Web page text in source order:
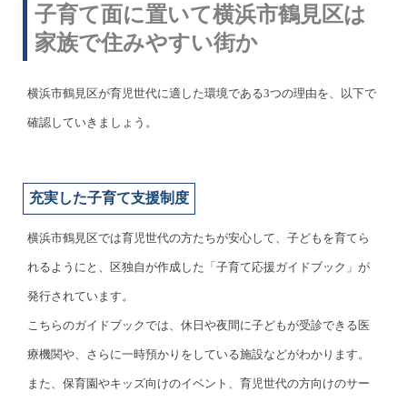
子育て面に置いて横浜市鶴見区は
家族で住みやすい街か
横浜市鶴見区が育児世代に適した環境である3つの理由を、以下で
確認していきましょう。
充実した子育て支援制度
横浜市鶴見区では育児世代の方たちが安心して、子どもを育てら
れるようにと、区独自が作成した「子育て応援ガイドブック」が
発行されています。
こちらのガイドブックでは、休日や夜間に子どもが受診できる医
療機関や、さらに一時預かりをしている施設などがわかります。
また、保育園やキッズ向けのイベント、育児世代の方向けのサー